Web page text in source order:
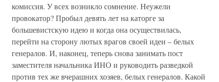
комиссия. У всех возникло сомнение. Неужели
провокатор? Пробыл девять лет на каторге за
большевистскую идею и когда она осуществилась,
перейти на сторону лютых врагов своей идеи – белых
генералов. И, наконец, теперь снова занимать пост
заместителя начальника ИНО и руководить разведкой
против тех же вчерашних хозяев, белых генералов. Какой